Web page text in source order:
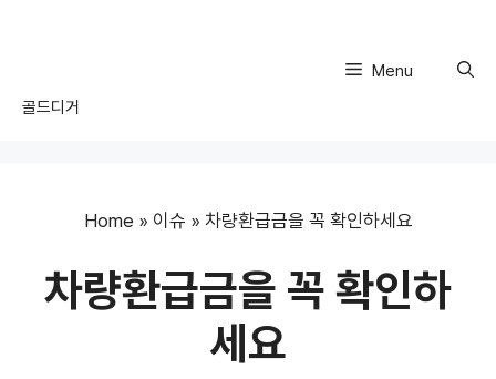
골드디거
Menu
Home » 이슈 » 차량환급금을 꼭 확인하세요
차량환급금을 꼭 확인하
세요